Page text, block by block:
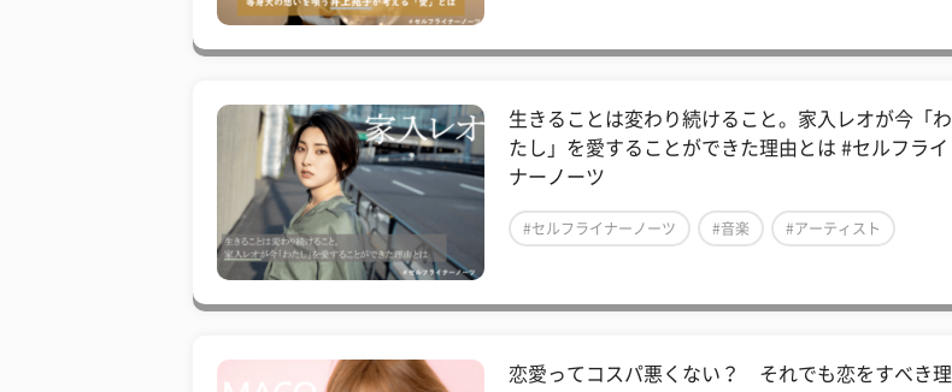
生きることは変わり続けること。家入レオが今「わ
たし」を愛することができた理由とは #セルフライ
ナーノーツ
#セルフライナーノーツ #音楽 #アーティスト
恋愛ってコスパ悪くない？ それでも恋をすべき理